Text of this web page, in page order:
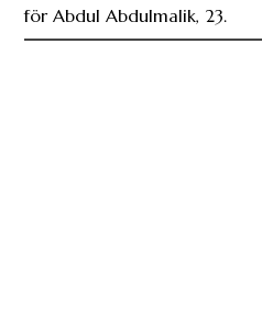
för Abdul Abdulmalik, 23.